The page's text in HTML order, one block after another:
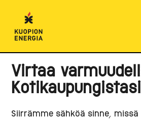
sisältöön
Virtaa
Kotikaupungistasi
Siirrämme sähköä sinne,